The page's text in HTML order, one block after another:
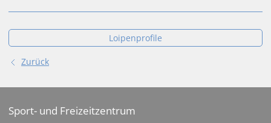
Loipenprofile
Zurück
Sport- und Freizeitzentrum